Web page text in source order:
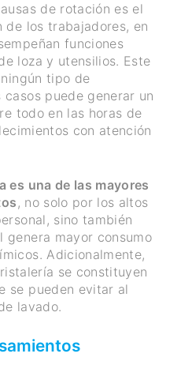
de rotación es el
los trabajadores, en
funciones
loza y utensilios. Este
tipo de
puede generar un
todo en las horas de
con atención
es una de las mayores
, no solo por los altos
sino también
genera mayor consumo
Adicionalmente,
se constituyen
se pueden evitar al
lavado.